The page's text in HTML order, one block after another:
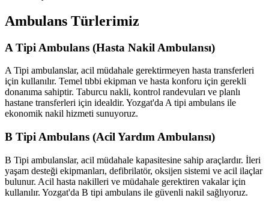
Ambulans Türlerimiz
A Tipi Ambulans (Hasta Nakil Ambulansı)
A Tipi ambulanslar, acil müdahale gerektirmeyen hasta transferleri
için kullanılır. Temel tıbbi ekipman ve hasta konforu için gerekli
donanıma sahiptir. Taburcu nakli, kontrol randevuları ve planlı
hastane transferleri için idealdir. Yozgat'da A tipi ambulans ile
ekonomik nakil hizmeti sunuyoruz.
B Tipi Ambulans (Acil Yardım Ambulansı)
B Tipi ambulanslar, acil müdahale kapasitesine sahip araçlardır. İleri
yaşam desteği ekipmanları, defibrilatör, oksijen sistemi ve acil ilaçlar
bulunur. Acil hasta nakilleri ve müdahale gerektiren vakalar için
kullanılır. Yozgat'da B tipi ambulans ile güvenli nakil sağlıyoruz.